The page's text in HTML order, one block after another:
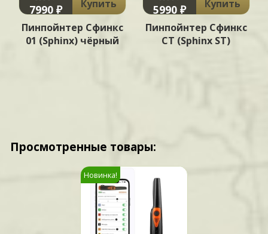
7990 ₽
Купить
Пинпойнтер Сфинкс
01 (Sphinx) чёрный
5990 ₽
Купить
Пинпойнтер Сфинкс
СТ (Sphinx ST)
Просмотренные товары:
Новинка!